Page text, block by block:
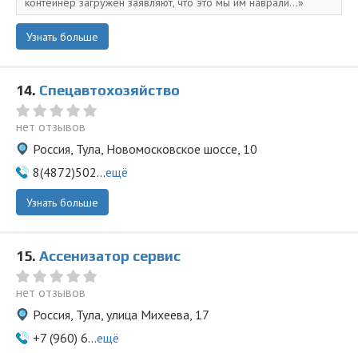
Узнать больше
14. Спецавтохозяйство
нет отзывов
Россия, Тула, Новомосковское шоссе, 10
8(4872)502...ещё
Узнать больше
15. Ассенизатор сервис
нет отзывов
Россия, Тула, улица Михеева, 17
+7 (960) 6...ещё